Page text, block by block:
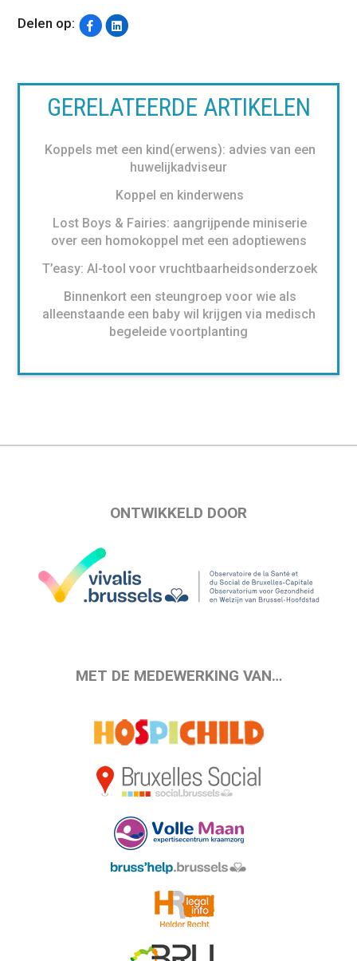
Delen op:
GERELATEERDE ARTIKELEN
Koppels met een kind(erwens): advies van een
huwelijkadviseur
Koppel en kinderwens
Lost Boys & Fairies: aangrijpende miniserie
over een homokoppel met een adoptiewens
T’easy: AI-tool voor vruchtbaarheidsonderzoek
Binnenkort een steungroep voor wie als
alleenstaande een baby wil krijgen via medisch
begeleide voortplanting
ONTWIKKELD DOOR
MET DE MEDEWERKING VAN…